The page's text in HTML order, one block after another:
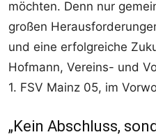
möchten. Denn nur
großen
und eine erfolgreiche
Hofmann, Vereins- und
1. FSV Mainz 05, im
„Kein Abschluss,